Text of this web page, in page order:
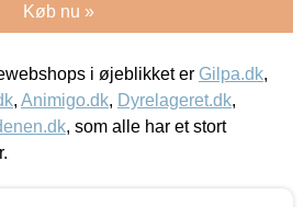
Køb nu »
i øjeblikket er Gilpa.dk,
, Animigo.dk, Dyrelageret.dk,
, som alle har et stort